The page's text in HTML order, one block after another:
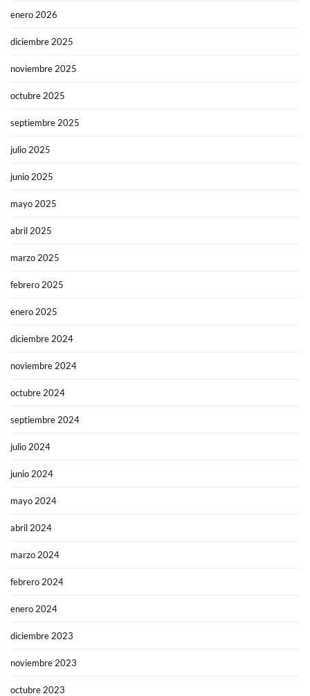
enero 2026
diciembre 2025
noviembre 2025
octubre 2025
septiembre 2025
julio 2025
junio 2025
mayo 2025
abril 2025
marzo 2025
febrero 2025
enero 2025
diciembre 2024
noviembre 2024
octubre 2024
septiembre 2024
julio 2024
junio 2024
mayo 2024
abril 2024
marzo 2024
febrero 2024
enero 2024
diciembre 2023
noviembre 2023
octubre 2023